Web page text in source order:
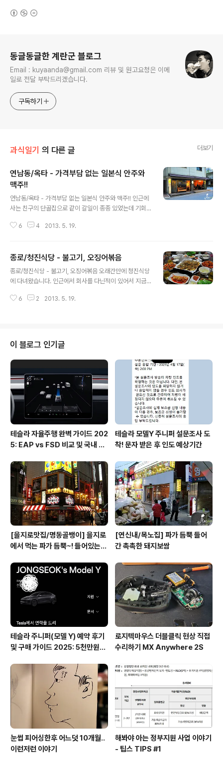
동글동글한 계란군 블로그
Email : kuyaanda@gmail.com 리뷰 및 원고요청은 이메
일로 전달 부탁드리겠습니다.
구독하기
과식일기 의 다른 글 더보기
연남동/옥타 - 가격부담 없는 일본식 안주와
맥주!!
연남동/옥타 - 가격부담 없는 일본식 안주와 맥주!! 인근에
사는 친구의 단골집으로 같이 갈일이 종종 있었는데 기회
갈까 고민하고 있었는데 홍대에서 술마시다가 초저녁이라
게 좋을듯하네요. 처음 찾아갔을때 사실 자리도 좀 의외였
는데 아파트 옆골목에 꽤 조용한곳에 위치하고 있습니다.
▲ 메뉴판.. 여러가지 안주를 먹어보고 싶었는데 의외로 주
받아서 몇가지 안주를 주문해봤어요. ▲ 항상 그렇지만 메
6 4 2013. 5. 19.
종로/청진식당 - 불고기, 오징어볶음
종로/청진식당 - 불고기, 오징어볶음 오래간만에 청진식당
에 다녀왔습니다. 인근에서 회사를 다닌적이 있어서 지금
있을때 정말 부지런히 다니지 않았나 싶네요. 한때는 일하
4,500원이던 가격은 현재는 7,000원이고 물론 그때도 저
렴하다고 생각되는 가격이었고 지금에서도 가격대비로 생
각하면 저렴한 집중에 한곳이라고 생각하고 있습니다. ▲
얇게 썰어서 양념에 절여놓기 때문에 한때 소? 돼지?로 돈
내기 하던 친구들도 있었네요.. 돼지고기인데 참 양념불고
기 처럼 소고기 느낌이 난다니까요~! 오..
6 2 2013. 5. 19.
이 블로그 인기글
테슬라 자율주행 완벽 가이드 202
5: EAP vs FSD 비교 및 국내 사
테슬라 모델Y 주니퍼 설문조사 도
착! 문자 받은 후 인도 예상기간
[을지로맛집/명동골뱅이] 을지로
에서 먹는 파가 듬뿍~! 들어있는
[연신내/목노집] 파가 듬뿍 들어
간 촉촉한 돼지보쌈
테슬라 주니퍼(모델 Y) 예약 후기
및 구매 가이드 2025: 5천만원대
로지텍마우스 더블클릭 현상 직접
수리하기 MX Anywhere 2S
눈썹 피어싱한후 어느덧 10개월..
이런저런 이야기
해봐야 아는 정부지원 사업 이야기
- 팁스 TIPS #1